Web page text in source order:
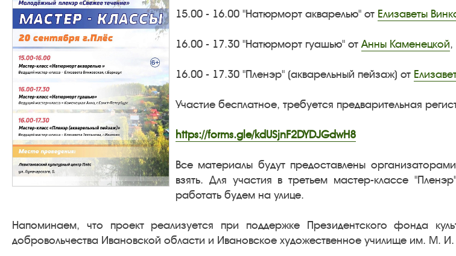
15.00 - 16.00 "Натюрморт акварелью" от Елизаветы
16.00 - 17.30 "Натюрморт гуашью" отАнны Каменецкой,
16.00 - 17.30 "Пленэр" (акварельный пейзаж) от
Участие бесплатное, требуется предварительная
https://forms.gle/kdUSjnF2DYDJGdwH8
Все материалы будут предоставлены
взять. Для участия в третьем мастер-классе
работать будем на улице.
Напоминаем, что проект реализуется при поддержке Президентского фонда
добровольчества Ивановской области и Ивановское художественное училище им. М.